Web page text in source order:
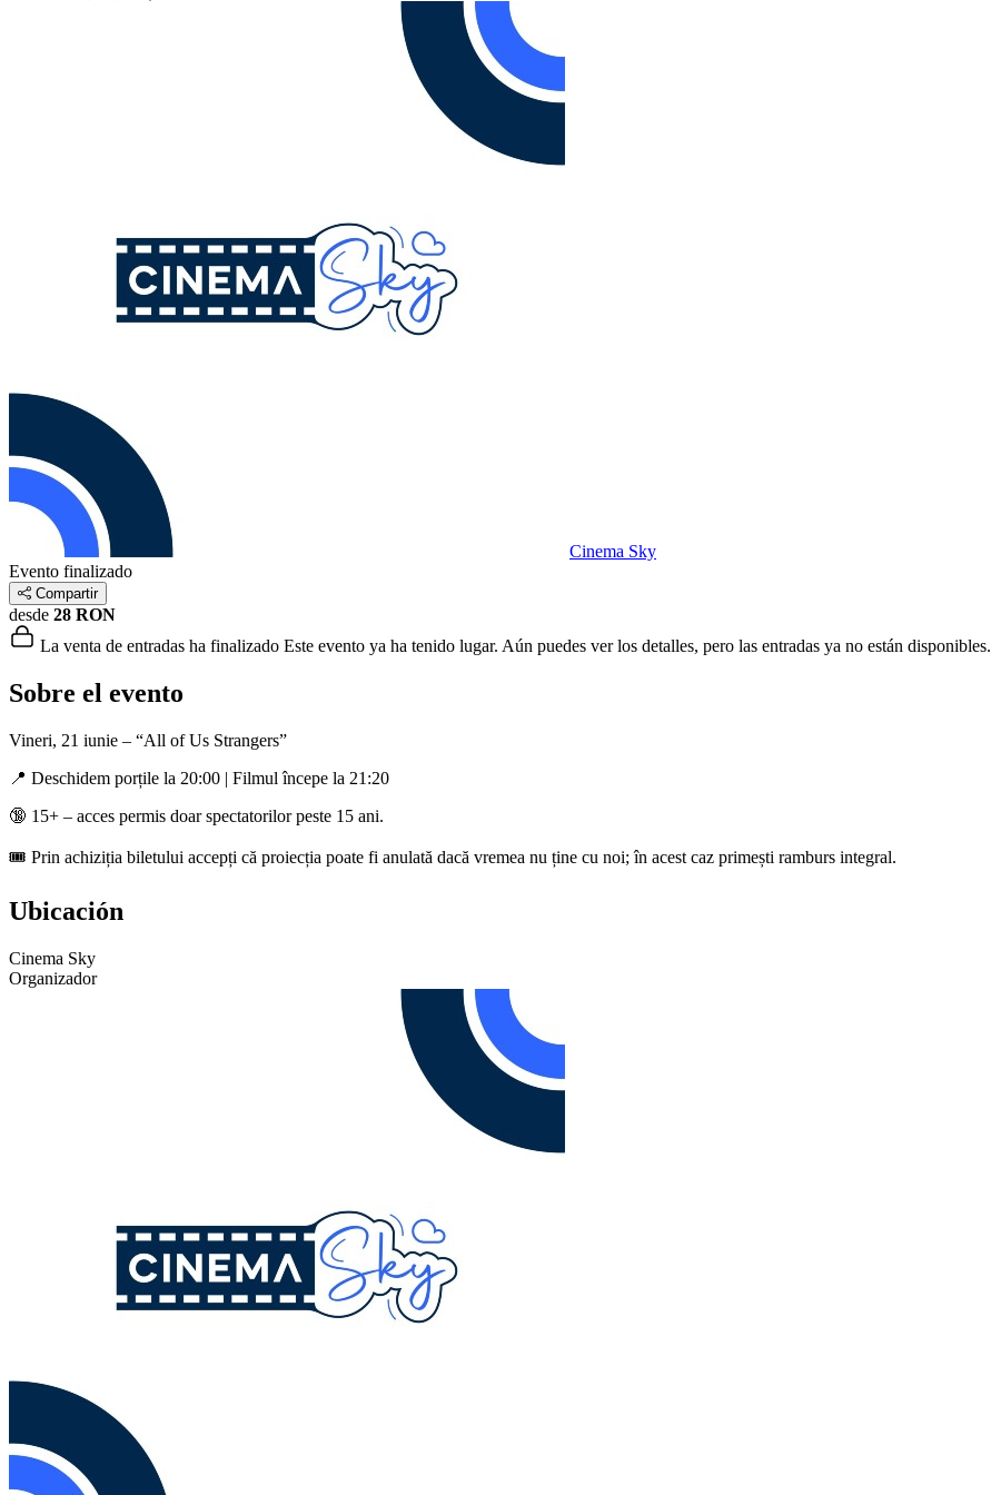
Cinema Sky
Evento finalizado
Compartir
desde 28 RON
La venta de entradas ha finalizado Este evento ya ha tenido lugar. Aún puedes ver los detalles, pero las entradas ya no están disponibles.
Sobre el evento
Vineri, 21 iunie – “All of Us Strangers”
📍 Deschidem porțile la 20:00 | Filmul începe la 21:20
🔞 15+ – acces permis doar spectatorilor peste 15 ani.
🎟️ Prin achiziția biletului accepți că proiecția poate fi anulată dacă vremea nu ține cu noi; în acest caz primești ramburs integral.
Ubicación
Cinema Sky
Organizador